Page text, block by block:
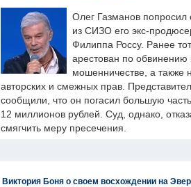
Олег Газманов попросил
из СИЗО его экс-
Филиппа Россу. Ранее
арестован по обвинению
мошенничестве, а также
авторских и смежных прав.
сообщили, что он погасил большую
12 миллионов рублей. Суд, однако,
смягчить меру пресечения.
Виктория Боня о своем восхождении на